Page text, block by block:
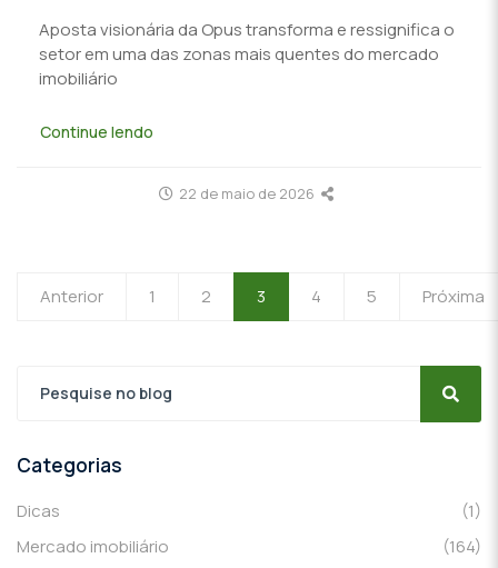
Aposta visionária da Opus transforma e ressignifica o
setor em uma das zonas mais quentes do mercado
imobiliário
Continue lendo
22 de maio de 2026
Anterior 1 2 3 4 5 Próxima
Categorias
Dicas
(1)
Mercado imobiliário
(164)